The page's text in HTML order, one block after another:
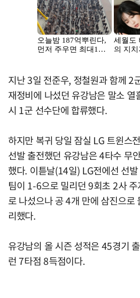
지난 3일 전준우, 정철원과 함께 2
재정비에 나섰던 유강남은 말소
시 1군 선수단에 합류했다.
하지만 복귀 당일 잠실 LG 트윈스
선발 출전했던 유강남은 4타수 무
했다. 이튿날(14일) LG전에선 선
팀이 1-6으로 밀리던 9회초 2사
로 나섰으나 공 4개 만에 삼진으로
리했다.
유강남의 올 시즌 성적은 45경기
런 7타점 8득점이다.